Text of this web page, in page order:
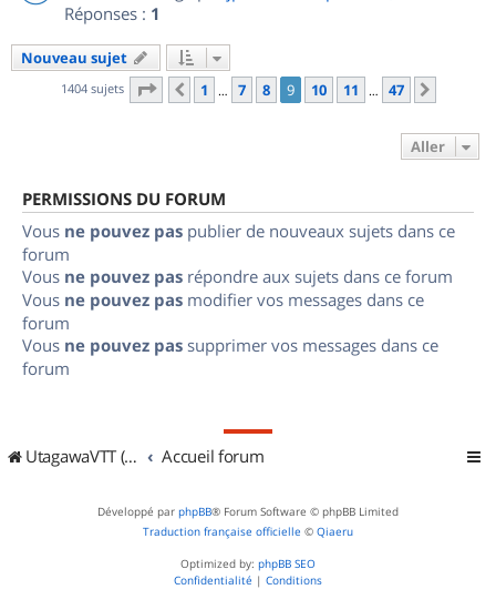
Réponses : 1
Nouveau sujet
1404 sujets Page 9sur 47
Précédent
1 … 7 8 9 10 11 … 47
Aller
PERMISSIONS DU FORUM
Vous ne pouvez pas publier de nouveaux sujets dans ce
forum
Vous ne pouvez pas répondre aux sujets dans ce forum
Vous ne pouvez pas modifier vos messages dans ce
forum
Vous ne pouvez pas supprimer vos messages dans ce
forum
UtagawaVTT (Randos VTT et VTTAE avec traces GPS) Accueil forum
Développé par phpBB® Forum Software © phpBB Limited
Traduction française officielle © Qiaeru
Optimized by: phpBB SEO
Confidentialité | Conditions